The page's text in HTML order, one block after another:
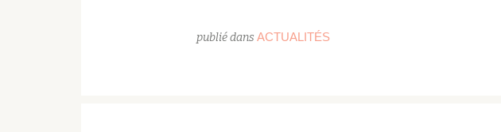
publié dans ACTUALITÉS